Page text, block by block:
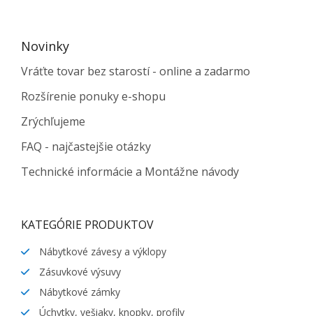
Novinky
Vráťte tovar bez starostí - online a zadarmo
Rozšírenie ponuky e-shopu
Zrýchľujeme
FAQ - najčastejšie otázky
Technické informácie a Montážne návody
KATEGÓRIE PRODUKTOV
Nábytkové závesy a výklopy
Zásuvkové výsuvy
Nábytkové zámky
Úchytky, vešiaky, knopky, profily